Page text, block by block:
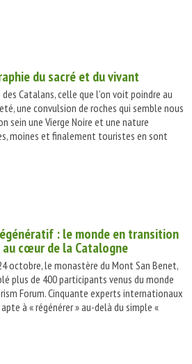
du sacré et du vivant
Catalans, celle que l’on voit poindre au
une convulsion de roches qui semble nous
sein une Vierge Noire et une nature
moines et finalement touristes en sont
: le monde en transition
cœur de la Catalogne
octobre, le monastère du Mont San Benet,
plus de 400 participants venus du monde
Forum. Cinquante experts internationaux
à « régénérer » au-delà du simple «